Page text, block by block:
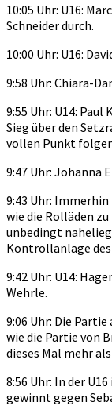
10:05 Uhr: U16:
Schneider durch.
10:00 Uhr: U16:
9:58 Uhr: Chiara-
9:55 Uhr: U14:
Sieg über den
vollen Punkt
9:47 Uhr: Johanna
9:43 Uhr:
wie die Rolläden
unbedingt
Kontrollanlage
9:42 Uhr: U14:
Wehrle.
9:06 Uhr: Die
wie die Partie von
dieses Mal mehr
8:56 Uhr: In der
gewinnt gegen